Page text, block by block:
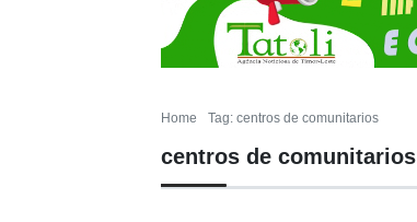
Home Tag: centros de comunitarios
centros de comunitarios